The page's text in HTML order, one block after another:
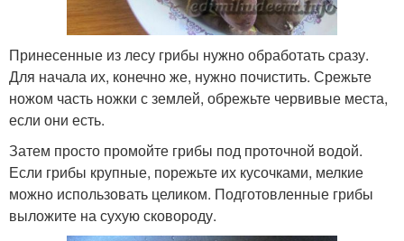
Принесенные из лесу грибы нужно обработать сразу.
Для начала их, конечно же, нужно почистить. Срежьте
ножом часть ножки с землей, обрежьте червивые места,
если они есть.
Затем просто промойте грибы под проточной водой.
Если грибы крупные, порежьте их кусочками, мелкие
можно использовать целиком. Подготовленные грибы
выложите на сухую сковороду.